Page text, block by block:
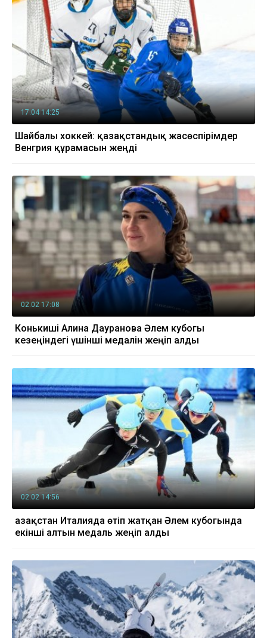
17.04 14:25
Шайбалы хоккей: қазақстандық жасөспірімдер
Венгрия құрамасын жеңді
02.02 17:08
Конькиші Алина Дауранова Әлем кубогы
кезеңіндегі үшінші медалін жеңіп алды
02.02 14:56
Қазақстан Италияда өтіп жатқан Әлем кубогында
екінші алтын медаль жеңіп алды